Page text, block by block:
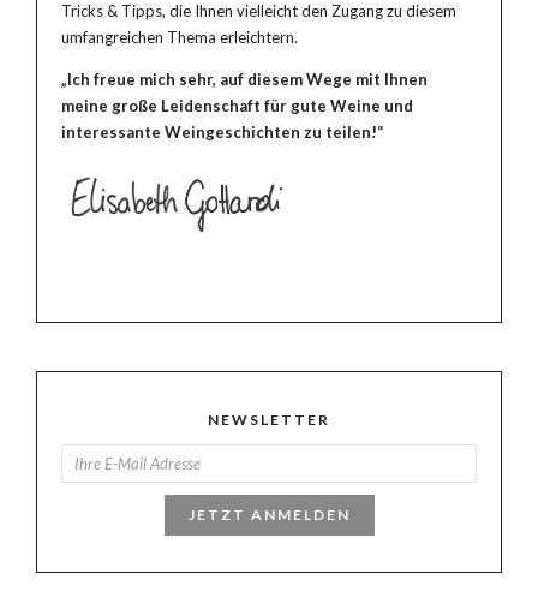
Tricks & Tipps, die Ihnen vielleicht den Zugang zu diesem
umfangreichen Thema erleichtern.
„Ich freue mich sehr, auf diesem Wege mit Ihnen
meine große Leidenschaft für gute Weine und
interessante Weingeschichten zu teilen!“
NEWSLETTER
JETZT ANMELDEN